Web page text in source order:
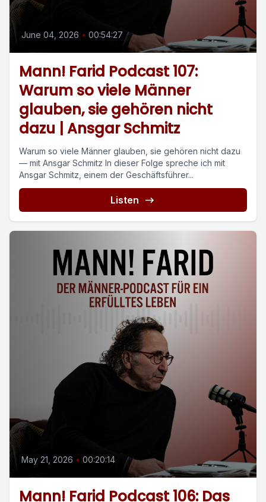
June 04, 2026 • 00:54:27
Mann! Farid Podcast 107:
Warum so viele Männer
glauben, sie gehören nicht
dazu | Ansgar Schmitz
Warum so viele Männer glauben, sie gehören nicht dazu
— mit Ansgar Schmitz In dieser Folge spreche ich mit
Ansgar Schmitz, einem der Geschäftsführer...
Listen
May 21, 2026 • 00:20:14
Mann! Farid Podcast 106: Das